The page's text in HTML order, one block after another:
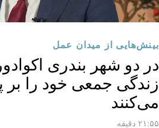
بینش‌هایی از میدان عمل
در دو شهر بندری
زندگی جمعی خود را بر
می‌کنند
۲۱:۵۵ دقیقه